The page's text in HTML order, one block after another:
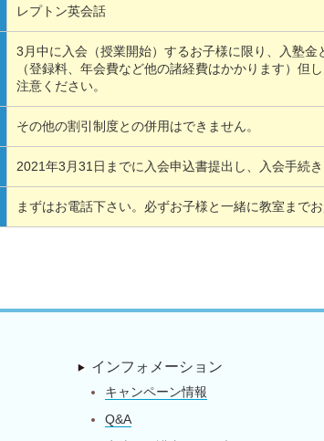
レプトン英会話
3月中に入会（授業開始）するお子様に限り、入塾金
（登録料、年会費など他の諸経費はかかります）但
注意ください。
その他の割引制度との併用はできません。
2021年3月31日までに入会申込書提出し、入会手続き
まずはお電話下さい。必ずお子様と一緒に教室までお
インフォメーション
キャンペーン情報
Q&A